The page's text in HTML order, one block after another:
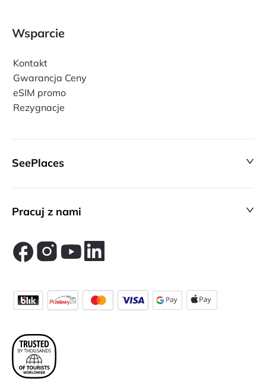
Wsparcie
Kontakt
Gwarancja Ceny
eSIM promo
Rezygnacje
SeePlaces
Pracuj z nami